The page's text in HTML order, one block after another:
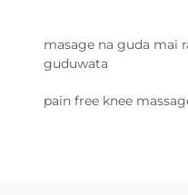
masage na guda mai
guduwata
pain free knee